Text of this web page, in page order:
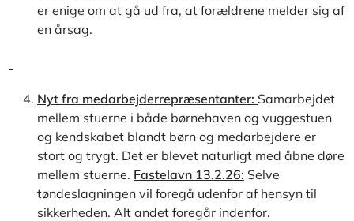
er enige om at gå ud fra, at forældrene melder sig af
en årsag.
Nyt fra medarbejderrepræsentanter: Samarbejdet
mellem stuerne i både børnehaven og vuggestuen
og kendskabet blandt børn og medarbejdere er
stort og trygt. Det er blevet naturligt med åbne døre
mellem stuerne. Fastelavn 13.2.26: Selve
tøndeslagningen vil foregå udenfor af hensyn til
sikkerheden. Alt andet foregår indenfor.